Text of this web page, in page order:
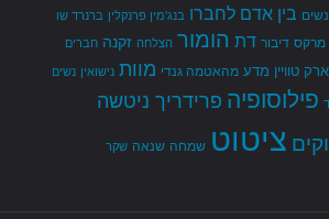
בין אדם לחברו בנג'מין פרנקלין ברנרד שו
מרקס דיבור דת הומור הצלחה זקנה חברים
טוויין מדע מהאטמה גנדי מוות נישואין נשים
פילוסופיה פרידריך ניטשה
ציטוט שמחה שנאה שקר